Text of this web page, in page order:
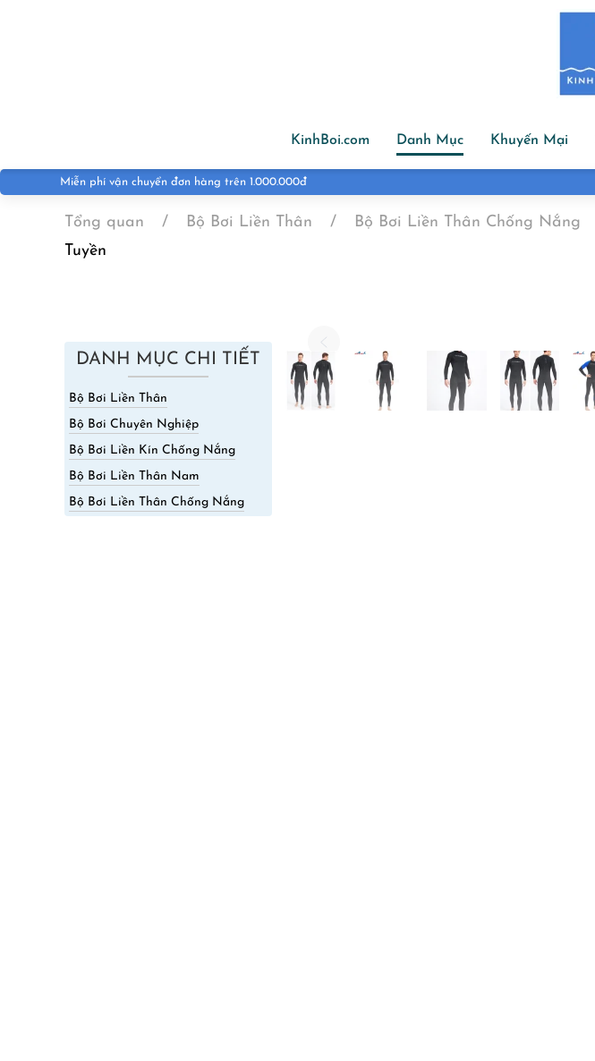
KinhBoi.com Danh Mục Khuyến Mại
Tổng quan Bộ Bơi Liền Thân Bộ Bơi Liền Thân Chống Nắng
Tuyền
DANH MỤC CHI TIẾT
Bộ Bơi Liền Thân
Bộ Bơi Chuyên Nghiệp
Bộ Bơi Liền Kín Chống Nắng
Bộ Bơi Liền Thân Nam
Bộ Bơi Liền Thân Chống Nắng